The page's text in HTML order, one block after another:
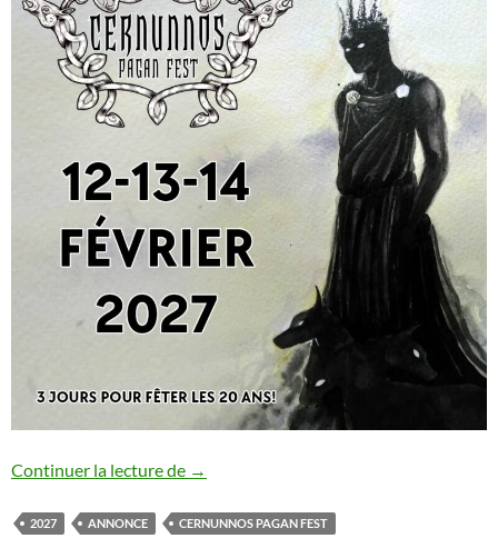
Continuer la lecture de Cernunnos Pagan Fest XVII : annonce #1
→
2027 ANNONCE CERNUNNOS PAGAN FEST